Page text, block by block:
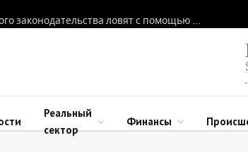
Нарушителей природоохранного законодательства ловят с помощью дронов в Новосибирской области
Реальный
сектор
Финансы